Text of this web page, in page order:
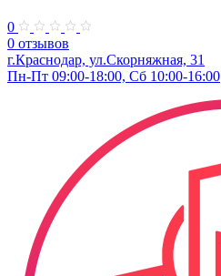
0
0 отзывов
г.Краснодар, ул.Скорняжная, 31
Пн-Пт 09:00-18:00, Сб 10:00-16:00